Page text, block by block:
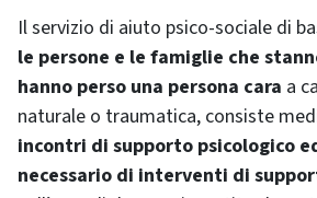
Il servizio di aiuto psico-sociale di
le persone e le famiglie che
hanno perso una persona cara a
naturale o traumatica, consiste
incontri di supporto psicologico
necessario di interventi di